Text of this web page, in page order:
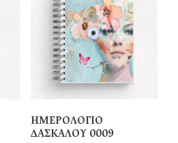
ΗΜΕΡΟΛΟΓΙΟ
ΔΑΣΚΑΛΟΥ 0009